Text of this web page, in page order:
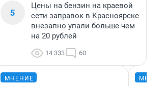
5
Цены на бензин на краевой
сети заправок в Красноярске
внезапно упали больше чем
на 20 рублей
14 333 60
МНЕНИЕ